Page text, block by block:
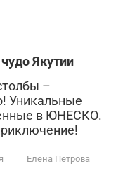
Якутии
–
Уникальные
в ЮНЕСКО.
Елена Петрова